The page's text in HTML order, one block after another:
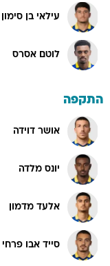
עילאי בן סימון
לוטם אסרס
התקפה
אושר דוידה
יונס מלדה
אלעד מדמון
סייד אבו פרחי